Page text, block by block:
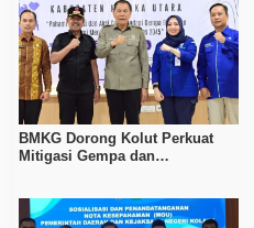
BMKG Dorong Kolut Perkuat
Mitigasi Gempa dan